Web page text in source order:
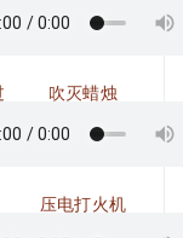
吹灭蜡烛
压电打火机